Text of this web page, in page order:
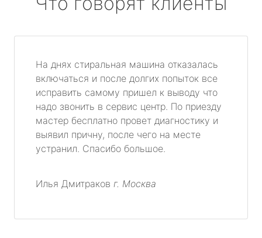
На днях стиральная машина отказалась
включаться и после долгих попыток все
исправить самому пришел к выводу что
надо звонить в сервис центр. По приезду
мастер бесплатно провет диагностику и
выявил причну, после чего на месте
устранил. Спасибо большое.
Илья Дмитраков г. Москва